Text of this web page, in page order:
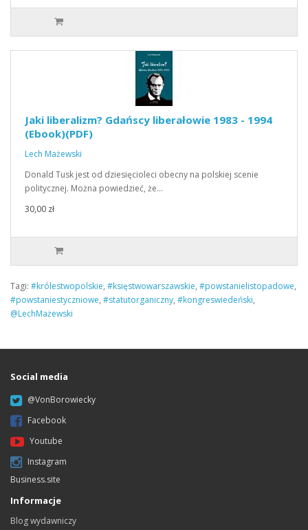
Jaki liberalizm? Gdańscy liberałowie 1983 - 1994
(Ebook)(PDF)
Lech Mażewski
Donald Tusk jest od dziesięcioleci obecny na polskiej scenie
politycznej. Można powiedzieć, że…
30,00 zł
Tagi: #królestwopolskie, #księstwowarszawskie, #powstanielistopadowe,
#powstaniestyczniowe, #statutorganiczny, #kongreswiedeński,
@LechMażewski
Social media
@VonBorowiecky
Facebook
Youtube
Instagram
Business.site
Informacje
Blog wydawniczy